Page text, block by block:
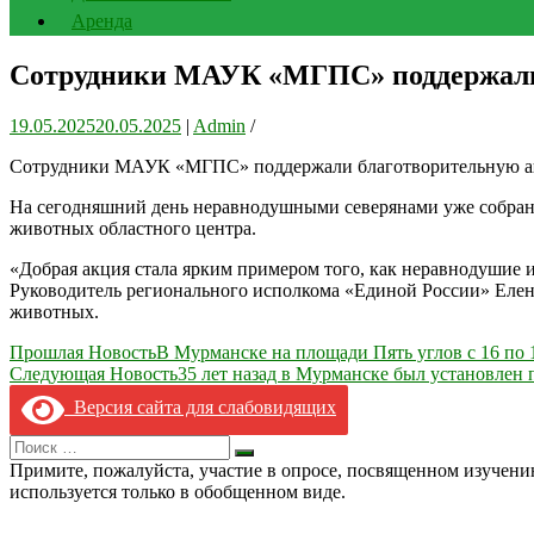
Аренда
Сотрудники МАУК «МГПС»
19.05.202520.05.2025 | Admin /
Сотрудники МАУК «МГПС» поддержали благотворительную
На сегодняшний день неравнодушными северянами уже
животных областного центра.
«Добрая акция стала ярким примером того, как
Руководитель регионального исполкома «Единой России»
животных.
Навигация
по
записям
Прошлая НовостьВ Мурманске на площади Пять углов с 16 по
Следующая Новость35 лет назад в Мурманске был
Версия сайта для слабовидящих
Search
for:
Искать
Примите, пожалуйста, участие в опросе, посвященном
используется только в обобщенном виде.